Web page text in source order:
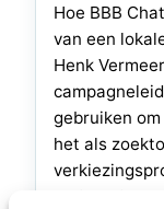
Hoe BBB
van een
Henk
gebruiken
het als
andere